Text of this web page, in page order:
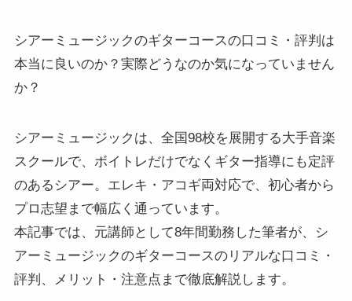
シアーミュージックのギターコースの口コミ・評判は
本当に良いのか？実際どうなのか気になっていません
か？
シアーミュージックは、全国98校を展開する大手音楽
スクールで、ボイトレだけでなくギター指導にも定評
のあるシアー。エレキ・アコギ両対応で、初心者から
プロ志望まで幅広く通っています。
本記事では、元講師として8年間勤務した筆者が、シ
アーミュージックのギターコースのリアルな口コミ・
評判、メリット・注意点まで徹底解説します。